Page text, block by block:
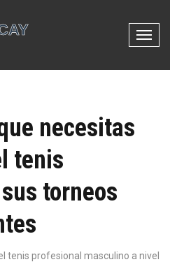
N
v
a
necesitas
tenis
torneos
tenis profesional masculino a nivel